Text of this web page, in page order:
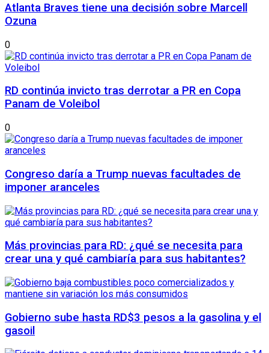
Atlanta Braves tiene una decisión sobre Marcell
Ozuna
0
RD continúa invicto tras derrotar a PR en Copa
Panam de Voleibol
0
Congreso daría a Trump nuevas facultades de
imponer aranceles
Más provincias para RD: ¿qué se necesita para
crear una y qué cambiaría para sus habitantes?
Gobierno sube hasta RD$3 pesos a la gasolina y el
gasoil